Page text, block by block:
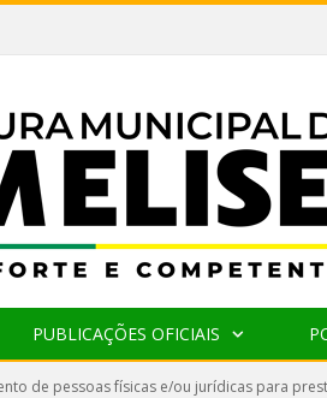
PUBLICAÇÕES OFICIAIS
de pessoas físicas e/ou jurídicas para